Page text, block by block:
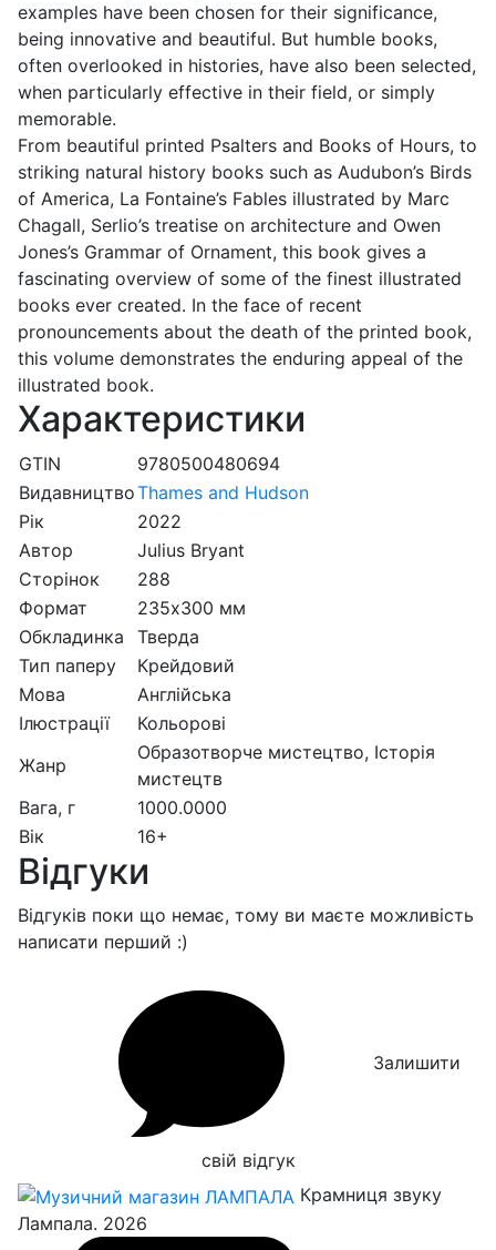
examples have been chosen for their significance,
being innovative and beautiful. But humble books,
often overlooked in histories, have also been selected,
when particularly effective in their field, or simply
memorable.
From beautiful printed Psalters and Books of Hours, to
striking natural history books such as Audubon’s Birds
of America, La Fontaine’s Fables illustrated by Marc
Chagall, Serlio’s treatise on architecture and Owen
Jones’s Grammar of Ornament, this book gives a
fascinating overview of some of the finest illustrated
books ever created. In the face of recent
pronouncements about the death of the printed book,
this volume demonstrates the enduring appeal of the
illustrated book.
Характеристики
GTIN
9780500480694
ВидавництвоThames and Hudson
Рік
2022
Автор
Julius Bryant
Сторінок
288
Формат
235х300 мм
Обкладинка
Тверда
Тип паперу
Крейдовий
Мова
Англійська
Ілюстрації
Кольорові
Жанр
Образотворче мистецтво, Історія
мистецтв
Вага, г
1000.0000
Вік
16+
Відгуки
Відгуків поки що немає, тому ви маєте можливість
написати перший :)
Залишити
свій відгук
Крамниця звуку
Лампала. 2026